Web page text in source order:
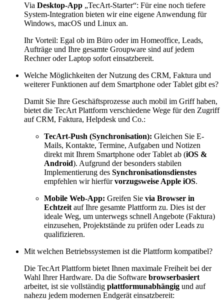
Via Desktop-App „TecArt-Starter“: Für eine noch tiefere
System-Integration bieten wir eine eigene Anwendung für
Windows, macOS und Linux an.
Ihr Vorteil: Egal ob im Büro oder im Homeoffice, Leads,
Aufträge und Ihre gesamte Groupware sind auf jedem
Rechner oder Laptop sofort einsatzbereit.
Welche Möglichkeiten der Nutzung des CRM, Faktura und
weiterer Funktionen auf dem Smartphone oder Tablet gibt es?
Damit Sie Ihre Geschäftsprozesse auch mobil im Griff haben,
bietet die TecArt Plattform verschiedene Wege für den Zugriff
auf CRM, Faktura, Helpdesk und Co.:
TecArt-Push (Synchronisation): Gleichen Sie E-
Mails, Kontakte, Termine, Aufgaben und Notizen
direkt mit Ihrem Smartphone oder Tablet ab (iOS &
Android). Aufgrund der besonders stabilen
Implementierung des Synchronisationsdienstes
empfehlen wir hierfürvorzugsweise Apple iOS.
Mobile Web-App: Greifen Sie via Browser in
Echtzeit auf Ihre gesamte Plattform zu. Dies ist der
ideale Weg, um unterwegs schnell Angebote (Faktura)
einzusehen, Projektstände zu prüfen oder Leads zu
qualifizieren.
Mit welchen Betriebssystemen ist die Plattform kompatibel?
Die TecArt Plattform bietet Ihnen maximale Freiheit bei der
Wahl Ihrer Hardware. Da die Software browserbasiert
arbeitet, ist sie vollständig plattformunabhängig und auf
nahezu jedem modernen Endgerät einsatzbereit: